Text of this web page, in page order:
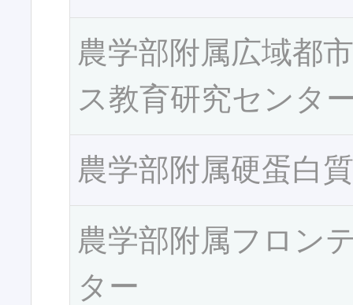
農学部附属広域都
ス教育研究センタ
農学部附属硬蛋白
農学部附属フロン
ター